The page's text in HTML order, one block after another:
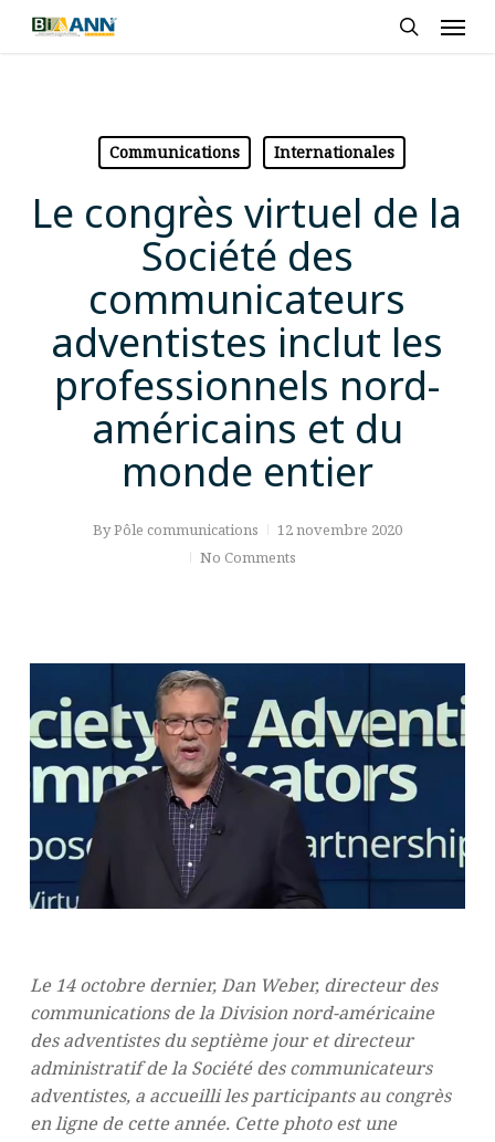
Skip
Communications Internationales
Le congrès virtuel de la
Société des
communicateurs
adventistes inclut les
professionnels nord-
américains et du
monde entier
ByPôle communications
12 novembre 2020
No Comments
Le 14 octobre dernier, Dan Weber, directeur des
communications de la Division nord-américaine
des adventistes du septième jour et directeur
administratif de la Société des communicateurs
adventistes, a accueilli les participants au congrès
en ligne de cette année. Cette photo est une